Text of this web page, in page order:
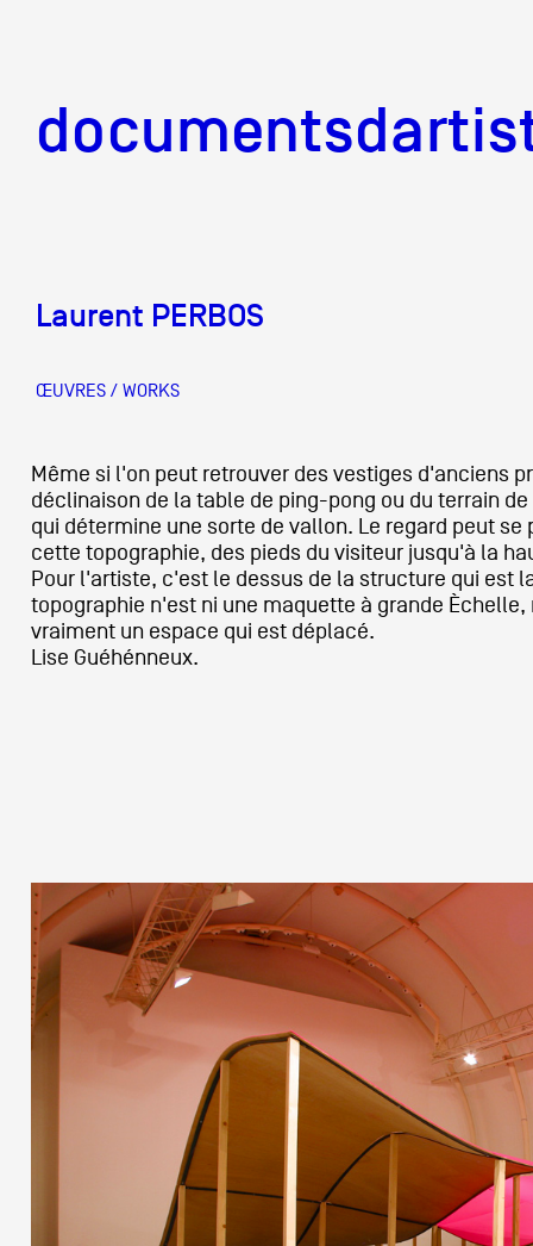
Équipe
Partenaires
Documentation
Visites d'ateliers
Production vidéo
Formation
Événements
Laurent PERBOS
ŒUVRES / WORKS
Même si l'on peut retrouver des vestiges d'anciens
déclinaison de la table de ping-pong ou du terrain
qui détermine une sorte de vallon. Le regard peut
cette topographie, des pieds du visiteur jusqu'à la
Pour l'artiste, c'est le dessus de la structure qui est
topographie n'est ni une maquette à grande
vraiment un espace qui est déplacé.
Lise Guéhénneux.